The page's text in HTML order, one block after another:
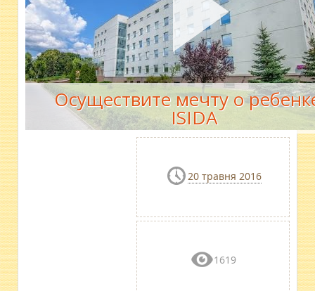
Осуществите мечту о
ISIDA
20 травня 2016
1619